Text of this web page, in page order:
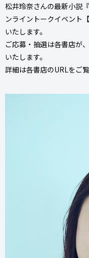
松井玲奈さんの最新小説
ンライントークイベント
いたします。
ご応募・抽選は各書店が
いたします。
詳細は各書店のURLをご覧